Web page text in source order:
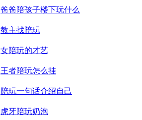
爸爸陪孩子楼下玩什么
教主找陪玩
女陪玩的才艺
王者陪玩怎么挂
陪玩一句话介绍自己
虎牙陪玩奶泡